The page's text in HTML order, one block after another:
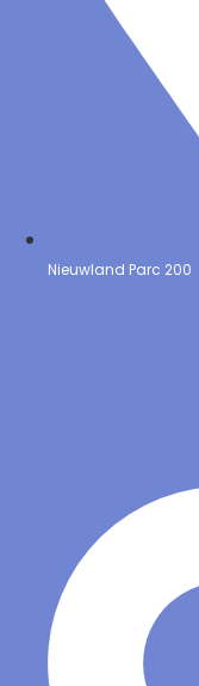
Nieuwland Parc 200